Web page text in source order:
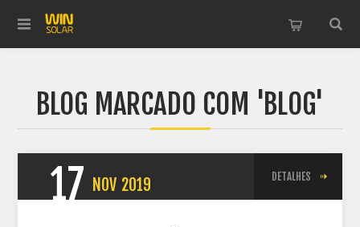
BLOG MARCADO COM 'BLOG'
17 NOV 2019 DETALHES